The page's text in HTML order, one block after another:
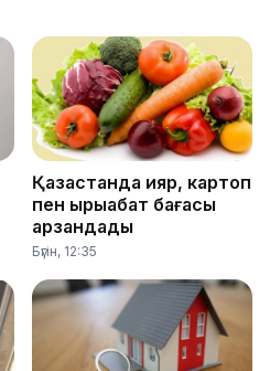
Қазақстанда қияр, картоп
пен қырыққабат бағасы
арзандады
Бүгін, 12:35